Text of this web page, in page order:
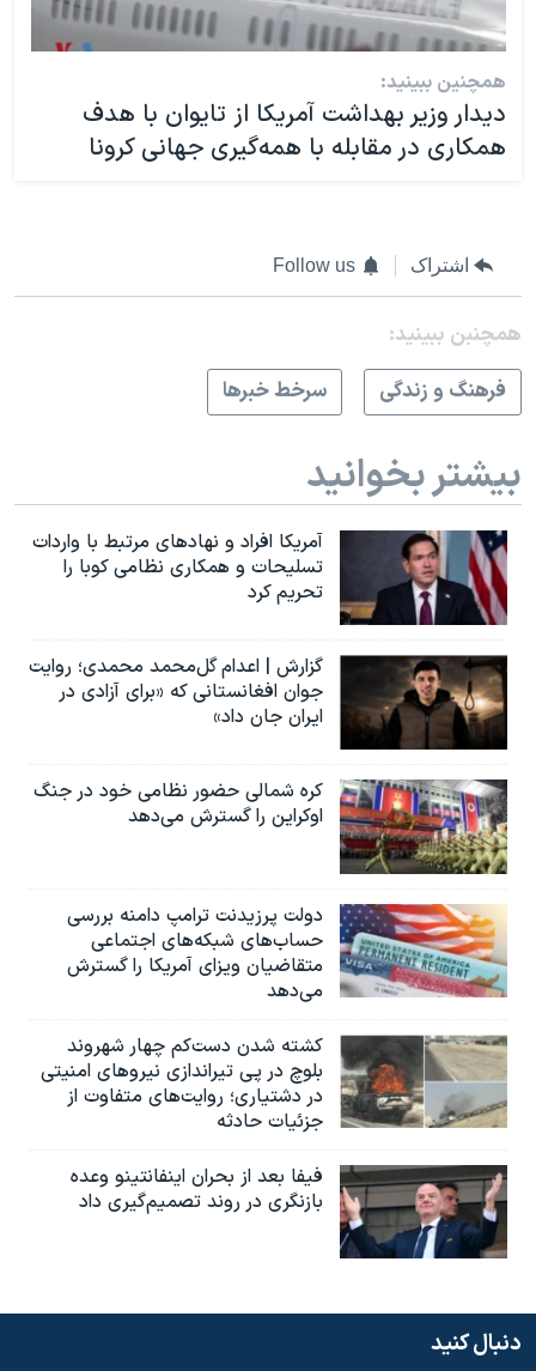
همچنین ببینید:
دیدار وزیر بهداشت آمریکا از تایوان با هدف
همکاری در مقابله با همه‌گیری جهانی کرونا
اشتراک Follow us
همچنبن ببینید:
فرهنگ و زندگی
سرخط خبرها
بیشتر بخوانید
آمریکا افراد و نهادهای مرتبط با واردات
تسلیحات و همکاری نظامی کوبا را
تحریم کرد
گزارش | اعدام گل‌محمد محمدی؛ روایت
جوان افغانستانی که «برای آزادی در
ایران جان داد»
کره شمالی حضور نظامی خود در جنگ
اوکراین را گسترش می‌دهد
دولت پرزیدنت ترامپ دامنه بررسی
حساب‌های شبکه‌های اجتماعی
متقاضیان ویزای آمریکا را گسترش
می‌دهد
کشته شدن دست‌کم چهار شهروند
بلوچ در پی تیراندازی نیروهای امنیتی
در دشتیاری؛ روایت‌های متفاوت از
جزئیات حادثه
فیفا بعد از بحران اینفانتینو وعده
بازنگری در روند تصمیم‌گیری داد
دنبال کنید